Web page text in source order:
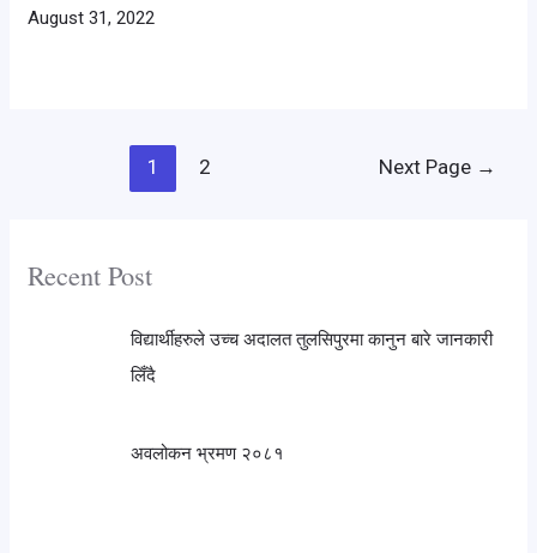
August 31, 2022
1 2 Next Page →
Recent Post
विद्यार्थीहरुले उच्च अदालत तुलसिपुरमा कानुन बारे जानकारी
लिँदै
अवलोकन भ्रमण २०८१